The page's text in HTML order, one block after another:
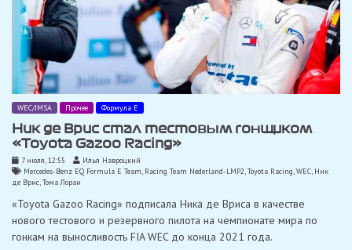
WEC/IMSA Прочее Формула Е
Ник де Врис стал тестовым гонщиком
«Toyota Gazoo Racing»
7 июля, 12:55
Илья Навроцкий
Mercedes-Benz EQ Formula E Team, Racing Team Nederland-LMP2,Toyota Racing,WEC, Ник
де Врис,Тома Лоран
«Toyota Gazoo Racing» подписала Ника де Вриса в качестве
нового тестового и резервного пилота на чемпионате мира по
гонкам на выносливость FIA WEC до конца 2021 года.